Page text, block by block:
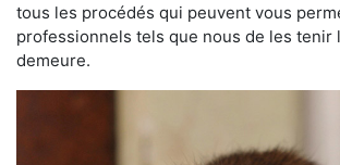
tous les procédés qui peuvent vous
professionnels tels que nous de les tenir
demeure.